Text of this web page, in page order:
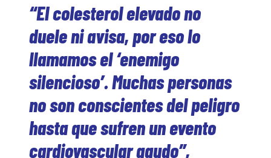
“El colesterol elevado no
duele ni avisa, por eso lo
llamamos el ‘enemigo
silencioso’. Muchas personas
no son conscientes del peligro
hasta que sufren un evento
cardiovascular agudo”,